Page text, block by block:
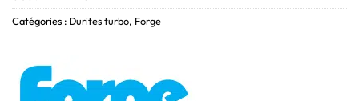
Catégories : Durites turbo, Forge